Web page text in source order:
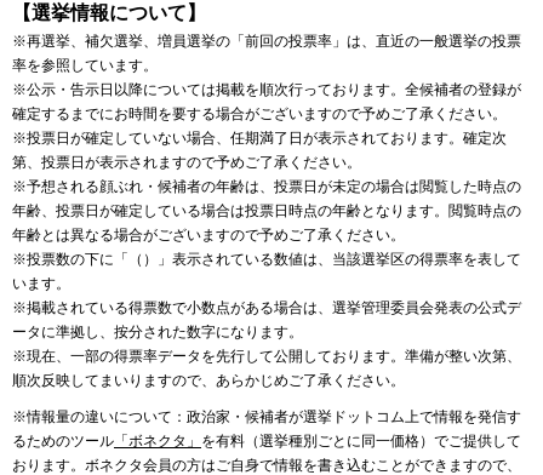
【選挙情報について】
※再選挙、補欠選挙、増員選挙の「前回の投票率」は、直近の一般選挙の投票
率を参照しています。
※公示・告示日以降については掲載を順次行っております。全候補者の登録が
確定するまでにお時間を要する場合がございますので予めご了承ください。
※投票日が確定していない場合、任期満了日が表示されております。確定次
第、投票日が表示されますので予めご了承ください。
※予想される顔ぶれ・候補者の年齢は、投票日が未定の場合は閲覧した時点の
年齢、投票日が確定している場合は投票日時点の年齢となります。閲覧時点の
年齢とは異なる場合がございますので予めご了承ください。
※投票数の下に「（）」表示されている数値は、当該選挙区の得票率を表して
います。
※掲載されている得票数で小数点がある場合は、選挙管理委員会発表の公式デ
ータに準拠し、按分された数字になります。
※現在、一部の得票率データを先行して公開しております。準備が整い次第、
順次反映してまいりますので、あらかじめご了承ください。
※情報量の違いについて：政治家・候補者が選挙ドットコム上で情報を発信す
るためのツール 「ボネクタ」 を有料（選挙種別ごとに同一価格）でご提供して
おります。ボネクタ会員の方はご自身で情報を書き込むことができますので、